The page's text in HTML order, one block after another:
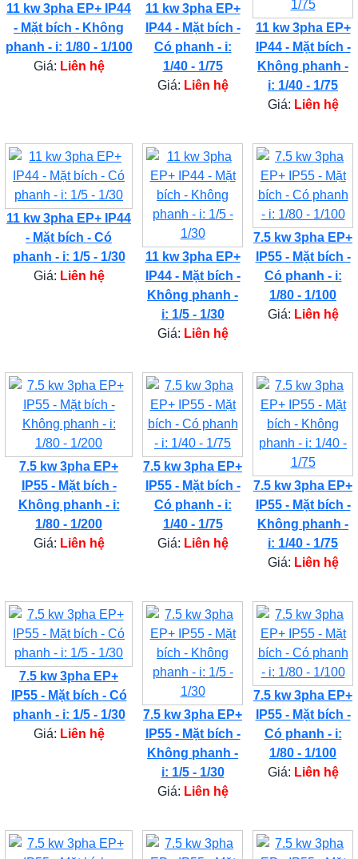
11 kw 3pha EP+ IP44
- Mặt bích - Không
phanh - i: 1/80 - 1/100
Giá: Liên hệ
11 kw 3pha EP+
IP44 - Mặt bích -
Có phanh - i:
1/40 - 1/75
Giá: Liên hệ
11 kw 3pha EP+
IP44 - Mặt bích -
Không phanh -
i: 1/40 - 1/75
Giá: Liên hệ
11 kw 3pha EP+ IP44
- Mặt bích - Có
phanh - i: 1/5 - 1/30
Giá: Liên hệ
11 kw 3pha EP+
IP44 - Mặt bích -
Không phanh -
i: 1/5 - 1/30
Giá: Liên hệ
7.5 kw 3pha EP+
IP55 - Mặt bích -
Có phanh - i:
1/80 - 1/100
Giá: Liên hệ
7.5 kw 3pha EP+
IP55 - Mặt bích -
Không phanh - i:
1/80 - 1/200
Giá: Liên hệ
7.5 kw 3pha EP+
IP55 - Mặt bích -
Có phanh - i:
1/40 - 1/75
Giá: Liên hệ
7.5 kw 3pha EP+
IP55 - Mặt bích -
Không phanh -
i: 1/40 - 1/75
Giá: Liên hệ
7.5 kw 3pha EP+
IP55 - Mặt bích - Có
phanh - i: 1/5 - 1/30
Giá: Liên hệ
7.5 kw 3pha EP+
IP55 - Mặt bích -
Không phanh -
i: 1/5 - 1/30
Giá: Liên hệ
7.5 kw 3pha EP+
IP55 - Mặt bích -
Có phanh - i:
1/80 - 1/100
Giá: Liên hệ